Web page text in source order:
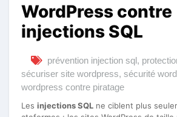
WordPress contre
injections SQL
prévention injection sql,
sécuriser site wordpress, sécurité
wordpress contre piratage
Les injections SQL ne ciblent plus